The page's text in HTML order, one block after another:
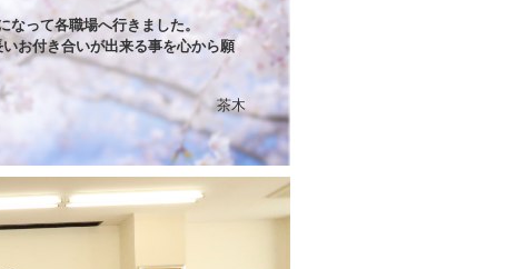
なって各職場へ行きました。
お付き合いが出来る事を心から願
茶木